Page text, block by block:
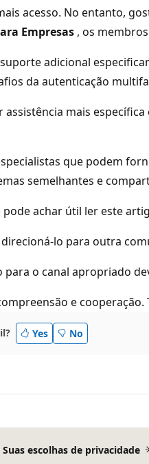
acesso. No entanto,
Empresas , os
adicional
da autenticação
assistência mais
que podem
semelhantes e
pode achar útil ler este
lo para outra
o canal apropriado
e cooperação.
Yes No
Suas escolhas de privacidade